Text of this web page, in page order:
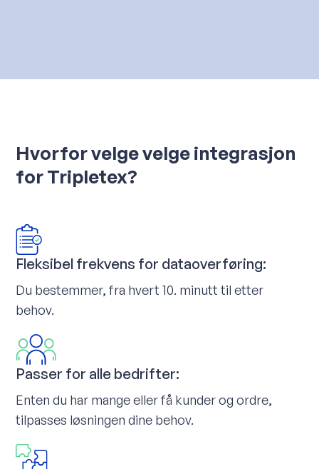
Hvorfor velge velge integrasjon
for Tripletex?
Fleksibel frekvens for dataoverføring:
Du bestemmer, fra hvert 10. minutt til etter
behov.
Passer for alle bedrifter:
Enten du har mange eller få kunder og ordre,
tilpasses løsningen dine behov.